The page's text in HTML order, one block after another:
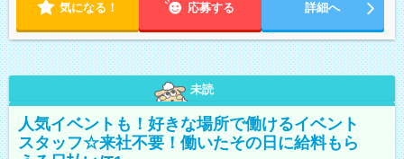
気になる！ 応募する 詳細へ
未読
人気イベントも！好きな場所で働けるイベント
スタッフ☆来社不要！働いたその日に給料もら